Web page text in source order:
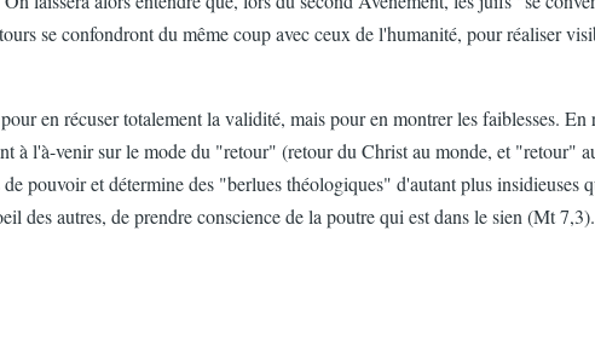
se confondront du même coup avec ceux de l'humanité, pour réaliser
en récuser totalement la validité, mais pour en montrer les faiblesses.
à l'à-venir sur le mode du "retour" (retour du Christ au monde, et "retour"
pouvoir et détermine des "berlues théologiques" d'autant plus insidieuses
des autres, de prendre conscience de la poutre qui est dans le sien (Mt 7,3).